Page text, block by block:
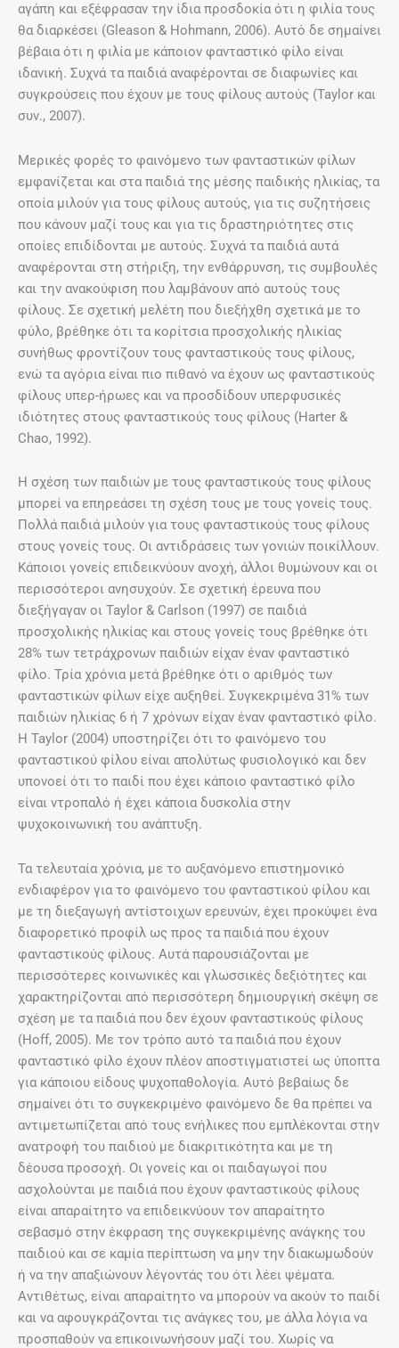
αγάπη και εξέφρασαν την ίδια προσδοκία ότι η φιλία τους
θα διαρκέσει (Gleason & Hohmann, 2006). Αυτό δε σημαίνει
βέβαια ότι η φιλία με κάποιον φανταστικό φίλο είναι
ιδανική. Συχνά τα παιδιά αναφέρονται σε διαφωνίες και
συγκρούσεις που έχουν με τους φίλους αυτούς (Taylor και
συν., 2007).
Μερικές φορές το φαινόμενο των φανταστικών φίλων
εμφανίζεται και στα παιδιά της μέσης παιδικής ηλικίας, τα
οποία μιλούν για τους φίλους αυτούς, για τις συζητήσεις
που κάνουν μαζί τους και για τις δραστηριότητες στις
οποίες επιδίδονται με αυτούς. Συχνά τα παιδιά αυτά
αναφέρονται στη στήριξη, την ενθάρρυνση, τις συμβουλές
και την ανακούφιση που λαμβάνουν από αυτούς τους
φίλους. Σε σχετική μελέτη που διεξήχθη σχετικά με το
φύλο, βρέθηκε ότι τα κορίτσια προσχολικής ηλικίας
συνήθως φροντίζουν τους φανταστικούς τους φίλους,
ενώ τα αγόρια είναι πιο πιθανό να έχουν ως φανταστικούς
φίλους υπερ-ήρωες και να προσδίδουν υπερφυσικές
ιδιότητες στους φανταστικούς τους φίλους (Harter &
Chao, 1992).
Η σχέση των παιδιών με τους φανταστικούς τους φίλους
μπορεί να επηρεάσει τη σχέση τους με τους γονείς τους.
Πολλά παιδιά μιλούν για τους φανταστικούς τους φίλους
στους γονείς τους. Οι αντιδράσεις των γονιών ποικίλλουν.
Κάποιοι γονείς επιδεικνύουν ανοχή, άλλοι θυμώνουν και οι
περισσότεροι ανησυχούν. Σε σχετική έρευνα που
διεξήγαγαν οι Taylor & Carlson (1997) σε παιδιά
προσχολικής ηλικίας και στους γονείς τους βρέθηκε ότι
28% των τετράχρονων παιδιών είχαν έναν φανταστικό
φίλο. Τρία χρόνια μετά βρέθηκε ότι ο αριθμός των
φανταστικών φίλων είχε αυξηθεί. Συγκεκριμένα 31% των
παιδιών ηλικίας 6 ή 7 χρόνων είχαν έναν φανταστικό φίλο.
Η Taylor (2004) υποστηρίζει ότι το φαινόμενο του
φανταστικού φίλου είναι απολύτως φυσιολογικό και δεν
υπονοεί ότι το παιδί που έχει κάποιο φανταστικό φίλο
είναι ντροπαλό ή έχει κάποια δυσκολία στην
ψυχοκοινωνική του ανάπτυξη.
Τα τελευταία χρόνια, με το αυξανόμενο επιστημονικό
ενδιαφέρον για το φαινόμενο του φανταστικού φίλου και
με τη διεξαγωγή αντίστοιχων ερευνών, έχει προκύψει ένα
διαφορετικό προφίλ ως προς τα παιδιά που έχουν
φανταστικούς φίλους. Αυτά παρουσιάζονται με
περισσότερες κοινωνικές και γλωσσικές δεξιότητες και
χαρακτηρίζονται από περισσότερη δημιουργική σκέψη σε
σχέση με τα παιδιά που δεν έχουν φανταστικούς φίλους
(Hoff, 2005). Με τον τρόπο αυτό τα παιδιά που έχουν
φανταστικό φίλο έχουν πλέον αποστιγματιστεί ως ύποπτα
για κάποιου είδους ψυχοπαθολογία. Αυτό βεβαίως δε
σημαίνει ότι το συγκεκριμένο φαινόμενο δε θα πρέπει να
αντιμετωπίζεται από τους ενήλικες που εμπλέκονται στην
ανατροφή του παιδιού με διακριτικότητα και με τη
δέουσα προσοχή. Οι γονείς και οι παιδαγωγοί που
ασχολούνται με παιδιά που έχουν φανταστικούς φίλους
είναι απαραίτητο να επιδεικνύουν τον απαραίτητο
σεβασμό στην έκφραση της συγκεκριμένης ανάγκης του
παιδιού και σε καμία περίπτωση να μην την διακωμωδούν
ή να την απαξιώνουν λέγοντάς του ότι λέει ψέματα.
Αντιθέτως, είναι απαραίτητο να μπορούν να ακούν το παιδί
και να αφουγκράζονται τις ανάγκες του, με άλλα λόγια να
προσπαθούν να επικοινωνήσουν μαζί του. Χωρίς να